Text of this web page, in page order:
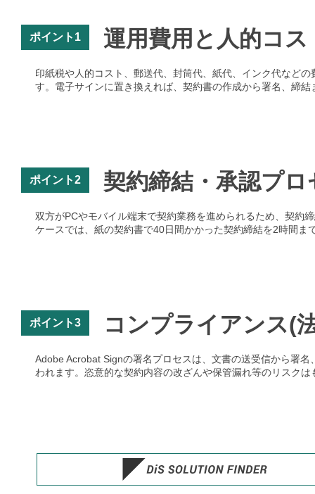
ポイント1 運用費用と人的コ
印紙税や人的コスト、郵送代、封筒代、紙代、インク代など
す。電子サインに置き換えれば、契約書の作成から署名、締
ポイント2 契約締結・承認プ
双方がPCやモバイル端末で契約業務を進められるため、契約
ケースでは、紙の契約書で40日間かかった契約締結を2時間ま
ポイント3 コンプライアンス(
Adobe Acrobat Signの署名プロセスは、文書の送受信から署
われます。恣意的な契約内容の改ざんや保管漏れ等のリスク